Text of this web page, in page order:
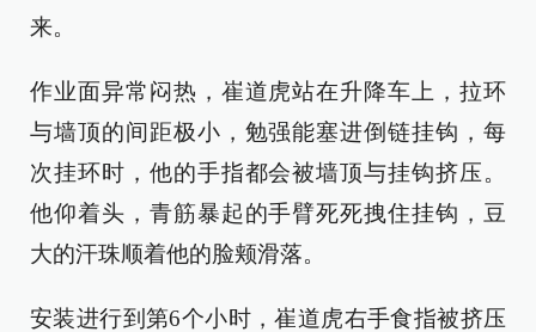
来。
作业面异常闷热，崔道虎站在升降车上，拉环
与墙顶的间距极小，勉强能塞进倒链挂钩，每
次挂环时，他的手指都会被墙顶与挂钩挤压。
他仰着头，青筋暴起的手臂死死拽住挂钩，豆
大的汗珠顺着他的脸颊滑落。
安装进行到第6个小时，崔道虎右手食指被挤压